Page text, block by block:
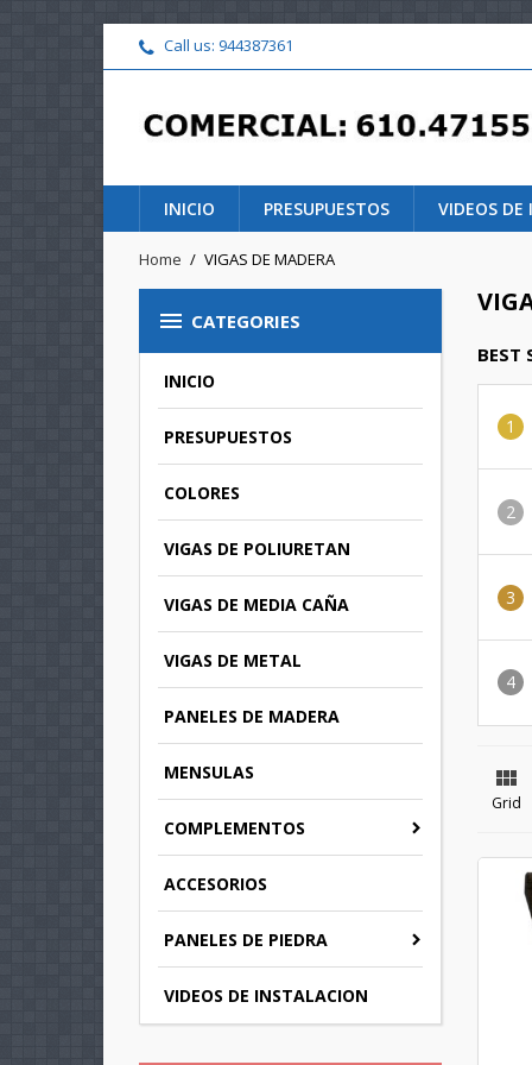
Call us: 944387361
INICIO PRESUPUESTOS VIDEOS DE
Home VIGAS DE MADERA
 CATEGORIES
INICIO
PRESUPUESTOS
COLORES
VIGAS DE POLIURETAN
VIGAS DE MEDIA CAÑA
VIGAS DE METAL
PANELES DE MADERA
MENSULAS
COMPLEMENTOS
ACCESORIOS
PANELES DE PIEDRA
VIDEOS DE INSTALACION
BEST

Grid